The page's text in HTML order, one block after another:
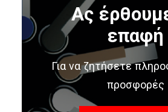
Ας
επαφή
Για να ζητήσετε
προσφορές